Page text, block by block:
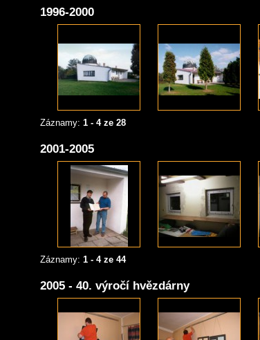
1996-2000
Záznamy: 1 - 4 ze 28
2001-2005
Záznamy: 1 - 4 ze 44
2005 - 40. výročí hvězdárny